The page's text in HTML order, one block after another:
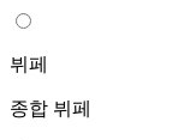
뷔페
종합 뷔페